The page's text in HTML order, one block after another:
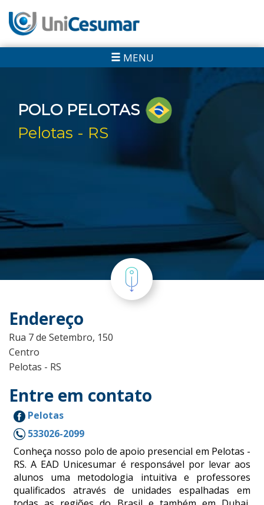
MENU
POLO PELOTAS
Pelotas - RS
Endereço
Rua 7 de Setembro, 150
Centro
Pelotas - RS
Entre em contato
Pelotas
533026-2099
Conheça nosso polo de apoio presencial em Pelotas -
RS. A EAD Unicesumar é responsável por levar aos
alunos uma metodologia intuitiva e professores
qualificados através de unidades espalhadas em